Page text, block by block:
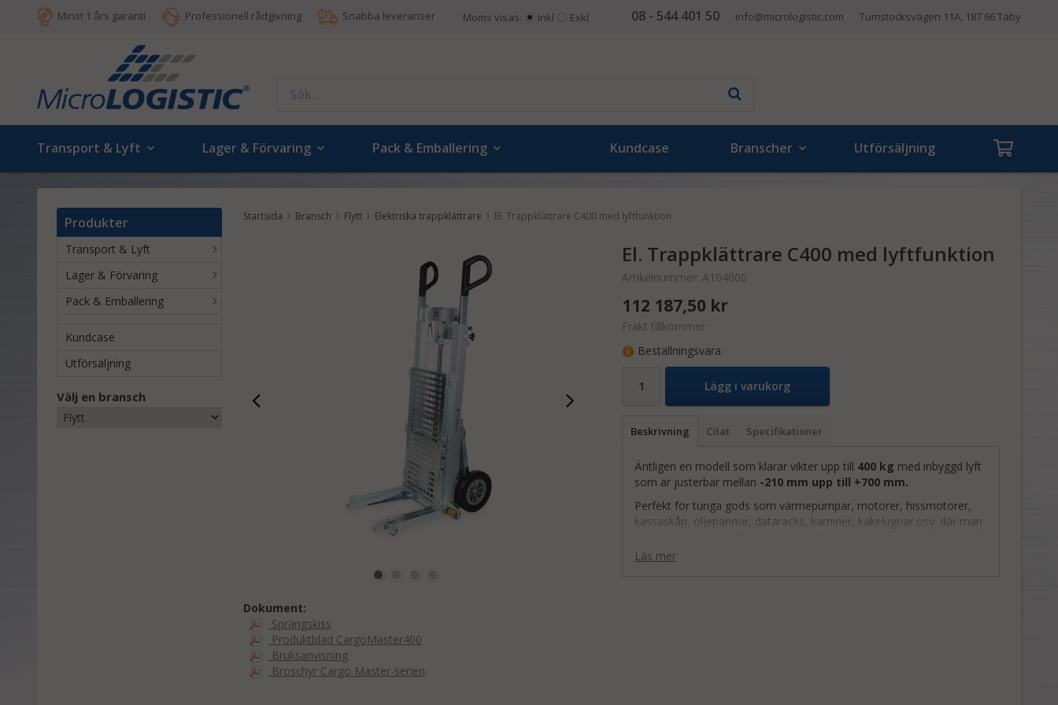
Minst 1 års garanti Professionell rådgivning Snabba leveranser 08 - 544 401 50 info@micrologistic.com Tumstocksvägen 11A, 187 66 Täby
Moms visas: Inkl Exkl
Transport & Lyft Lager & Förvaring Pack & Emballering Kundcase Branscher Utförsäljning
Produkter
Transport & Lyft
Lager & Förvaring
Pack & Emballering
Kundcase
Utförsäljning
Välj en bransch
Startsida Bransch Flytt Elektriska trappklättrare El. Trappklättrare C400 med lyftfunktion
El. Trappklättrare C400 med lyftfunktion
Artikelnummer: A104000
112 187,50 kr
Frakt tillkommer
Beställningsvara
Lägg i varukorg
Beskrivning Citat Specifikationer
Äntligen en modell som klarar vikter upp till 400 kg med inbyggd lyft
som är justerbar mellan -210 mm upp till +700 mm.
Perfekt för tunga gods som värmepumpar, motorer, hissmotorer,
kassaskåp, oljepannor, dataracks, kaminer, kakelugnar osv. där man
bekvämare/mer upprätt i ett mer balanserat läge.
Läs mer
Dokument:
Sprängskiss
Produktblad CargoMaster400
Bruksanvisning
Broschyr Cargo Master-serien